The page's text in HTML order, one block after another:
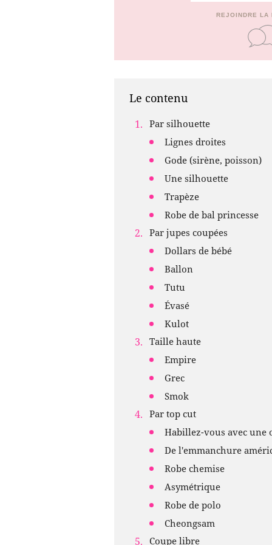
REJOINDRE LA
Le contenu
Par silhouette
Lignes droites
Gode ​​(sirène, poisson)
Une silhouette
Trapèze
Robe de bal princesse
Par jupes coupées
Dollars de bébé
Ballon
Tutu
Évasé
Kulot
Taille haute
Empire
Grec
Smok
Par top cut
Habillez-vous avec une
De l'emmanchure
Robe chemise
Asymétrique
Robe de polo
Cheongsam
Coupe libre